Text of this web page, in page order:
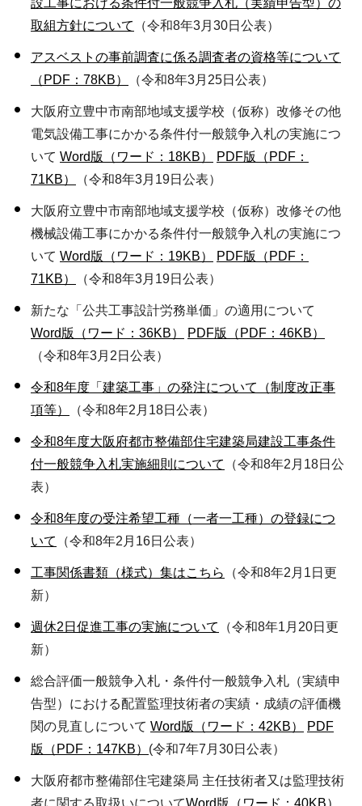
設工事における条件付一般競争入札（実績申告型）の
取組方針について
（令和8年3月30日公表）
アスベストの事前調査に係る調査者の資格等について
（PDF：78KB）
（令和8年3月25日公表）
大阪府立豊中市南部地域支援学校（仮称）改修その他
電気設備工事にかかる条件付一般競争入札の実施につ
いて Word版（ワード：18KB）
PDF版（PDF：
71KB）
（令和8年3月19日公表）
大阪府立豊中市南部地域支援学校（仮称）改修その他
機械設備工事にかかる条件付一般競争入札の実施につ
いて Word版（ワード：19KB）
PDF版（PDF：
71KB）
（令和8年3月19日公表）
新たな「公共工事設計労務単価」の適用について
Word版（ワード：36KB）
PDF版（PDF：46KB）
（令和8年3月2日公表）
令和8年度「建築工事」の発注について（制度改正事
項等）
（令和8年2月18日公表）
令和8年度大阪府都市整備部住宅建築局建設工事条件
付一般競争入札実施細則について
（令和8年2月18日公
表）
令和8年度の受注希望工種（一者一工種）の登録につ
いて
（令和8年2月16日公表）
工事関係書類（様式）集はこちら
（令和8年2月1日更
新）
週休2日促進工事の実施について
（令和8年1月20日更
新）
総合評価一般競争入札・条件付一般競争入札（実績申
告型）における配置監理技術者の実績・成績の評価機
関の見直しについて Word版（ワード：42KB）
PDF
版（PDF：147KB） (令和7年7月30日公表）
大阪府都市整備部住宅建築局 主任技術者又は監理技術
者に関する取扱いについてWord版（ワード：40KB）